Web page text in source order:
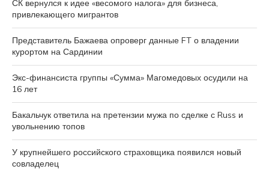
СК вернулся к идее «весомого налога» для бизнеса,
привлекающего мигрантов
Представитель Бажаева опроверг данные FT о владении
курортом на Сардинии
Экс-финансиста группы «Сумма» Магомедовых осудили на
16 лет
Бакальчук ответила на претензии мужа по сделке с Russ и
увольнению топов
У крупнейшего российского страховщика появился новый
совладелец